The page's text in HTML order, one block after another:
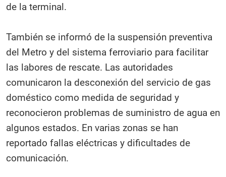
de la terminal.
También se informó de la suspensión preventiva
del Metro y del sistema ferroviario para facilitar
las labores de rescate. Las autoridades
comunicaron la desconexión del servicio de gas
doméstico como medida de seguridad y
reconocieron problemas de suministro de agua en
algunos estados. En varias zonas se han
reportado fallas eléctricas y dificultades de
comunicación.